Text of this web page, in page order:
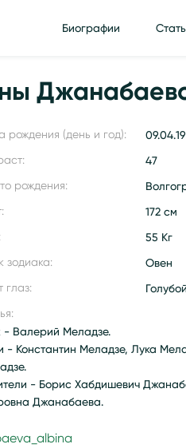
Биографии
рождения (день и год):
47
рождения:
172 см
55 Кг
зодиака: Овен
глаз: Голубой
- Валерий Меладзе.
- Константин Меладзе, Лука
- Борис Хабдишевич
Джанабаева.